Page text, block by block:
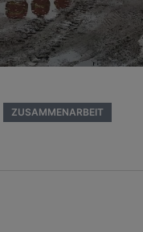
ZUSAMMENARBEIT